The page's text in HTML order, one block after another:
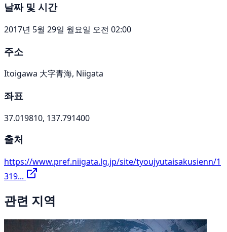
날짜 및 시간
2017년 5월 29일 월요일 오전 02:00
주소
Itoigawa 大字青海, Niigata
좌표
37.019810, 137.791400
출처
https://www.pref.niigata.lg.jp/site/tyoujyutaisakusienn/1
319...
관련 지역